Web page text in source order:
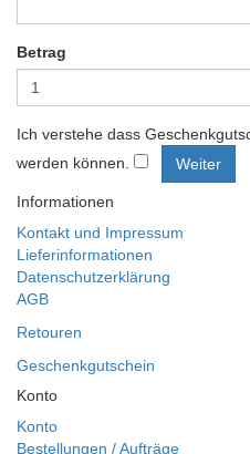
Betrag
Ich verstehe dass
werden können.
Informationen
Kontakt und Impressum
Lieferinformationen
Datenschutzerklärung
AGB
Retouren
Geschenkgutschein
Konto
Konto
Bestellungen / Aufträge